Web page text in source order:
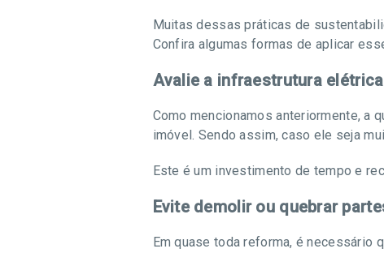
Muitas dessas práticas de
Confira algumas formas de aplicar
Avalie a infraestrutura elétrica
Como mencionamos anteriormente, a
imóvel. Sendo assim, caso ele seja
Este é um investimento de tempo e
Evite demolir ou quebrar
Em quase toda reforma, é necessário